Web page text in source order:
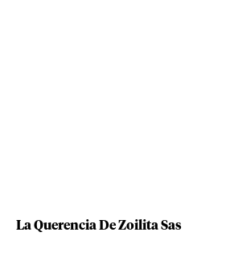
La Querencia De Zoilita Sas